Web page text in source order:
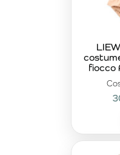
piscina. I materiali ad
pelle garantiscono
linee studiate
nuoto e il gioco. La
mantengano forma e
La collezione estiva
famiglie che non
qualità e durata. I
capo funzionale per
che completa
fiocco